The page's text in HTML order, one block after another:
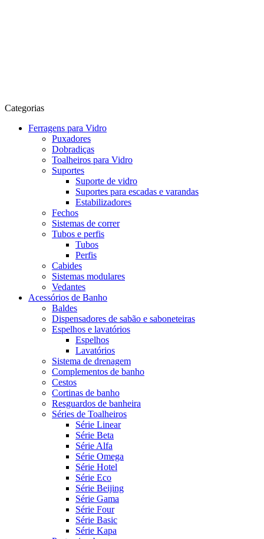
Categorias
Ferragens para Vidro
Puxadores
Dobradiças
Toalheiros para Vidro
Suportes
Suporte de vidro
Suportes para escadas e varandas
Estabilizadores
Fechos
Sistemas de correr
Tubos e perfis
Tubos
Perfis
Cabides
Sistemas modulares
Vedantes
Acessórios de Banho
Baldes
Dispensadores de sabão e saboneteiras
Espelhos e lavatórios
Espelhos
Lavatórios
Sistema de drenagem
Complementos de banho
Cestos
Cortinas de banho
Resguardos de banheira
Séries de Toalheiros
Série Linear
Série Beta
Série Alfa
Série Omega
Série Hotel
Série Eco
Série Beijing
Série Gama
Série Four
Série Basic
Série Kapa